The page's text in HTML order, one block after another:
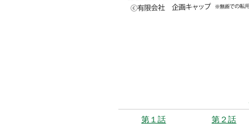
第１話 第２話